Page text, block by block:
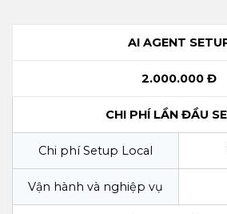
AI AGENT
2.000.000 Đ
CHI PHÍ LẦN ĐẦU
Chi phí Setup Local
Vận hành và nghiệp vụ